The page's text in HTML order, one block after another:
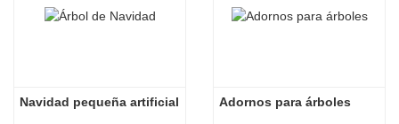
Navidad pequeña artificial Adornos para árboles